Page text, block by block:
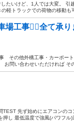
たいけど、1人では大変。 引
軽トラックでの荷物の移動も
場工事👷‍♂️全て承り
その他外構工事・カーポー
問い合わせいただければ そ
先ず始めにエアコンの
し 最低温度で強風(パワフル)